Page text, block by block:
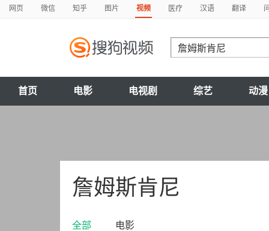
网页 微信 知乎 图片 视频 医疗 汉语 翻译
首页 电影 电视剧 综艺 动漫
詹姆斯肯尼
全部 电影